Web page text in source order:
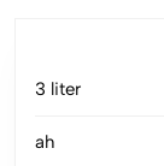
3 liter
ah